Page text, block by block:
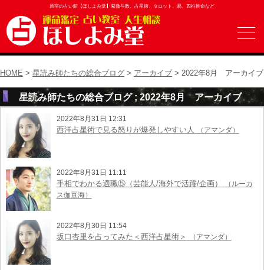
原宿の占い館【ほしよみ堂】紫微斗数、占星術、タロット、易、四柱推命など
HOME > 星読み師たちの総合ブログ > アーカイブ > 2022年8月 アーカイブ
星読み師たちの総合ブログ ; 2022年8月 アーカイブ
2022年8月31日 12:31
西洋占星術で見る怒りが爆発しやすい人 （アマンダ）
2022年8月31日 11:11
手相でわかる適職⑤（芸能人/海外で活躍/企画）
（ルーカ
ス伽豆海）
2022年8月30日 11:54
坂口杏里を占ってみた＜西洋占星術＞ （アマンダ）